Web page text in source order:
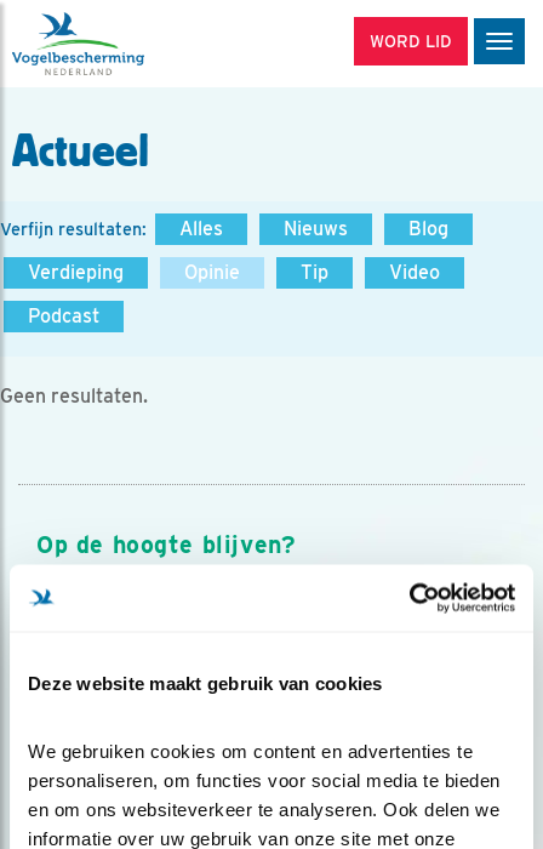
Deze website maakt gebruik van cookies
We gebruiken cookies om content en advertenties te
personaliseren, om functies voor social media te bieden
en om ons websiteverkeer te analyseren. Ook delen we
informatie over uw gebruik van onze site met onze
WORD LID
Actueel
Verfijn resultaten: Alles Nieuws
Blog
Verdieping
Opinie Tip
Video
Podcast
Geen resultaten.
Op de hoogte blijven?
Meld je aan en ontvang nieuws, inspiratie, acties en tips
over vogels en activiteiten van Vogelbescherming.